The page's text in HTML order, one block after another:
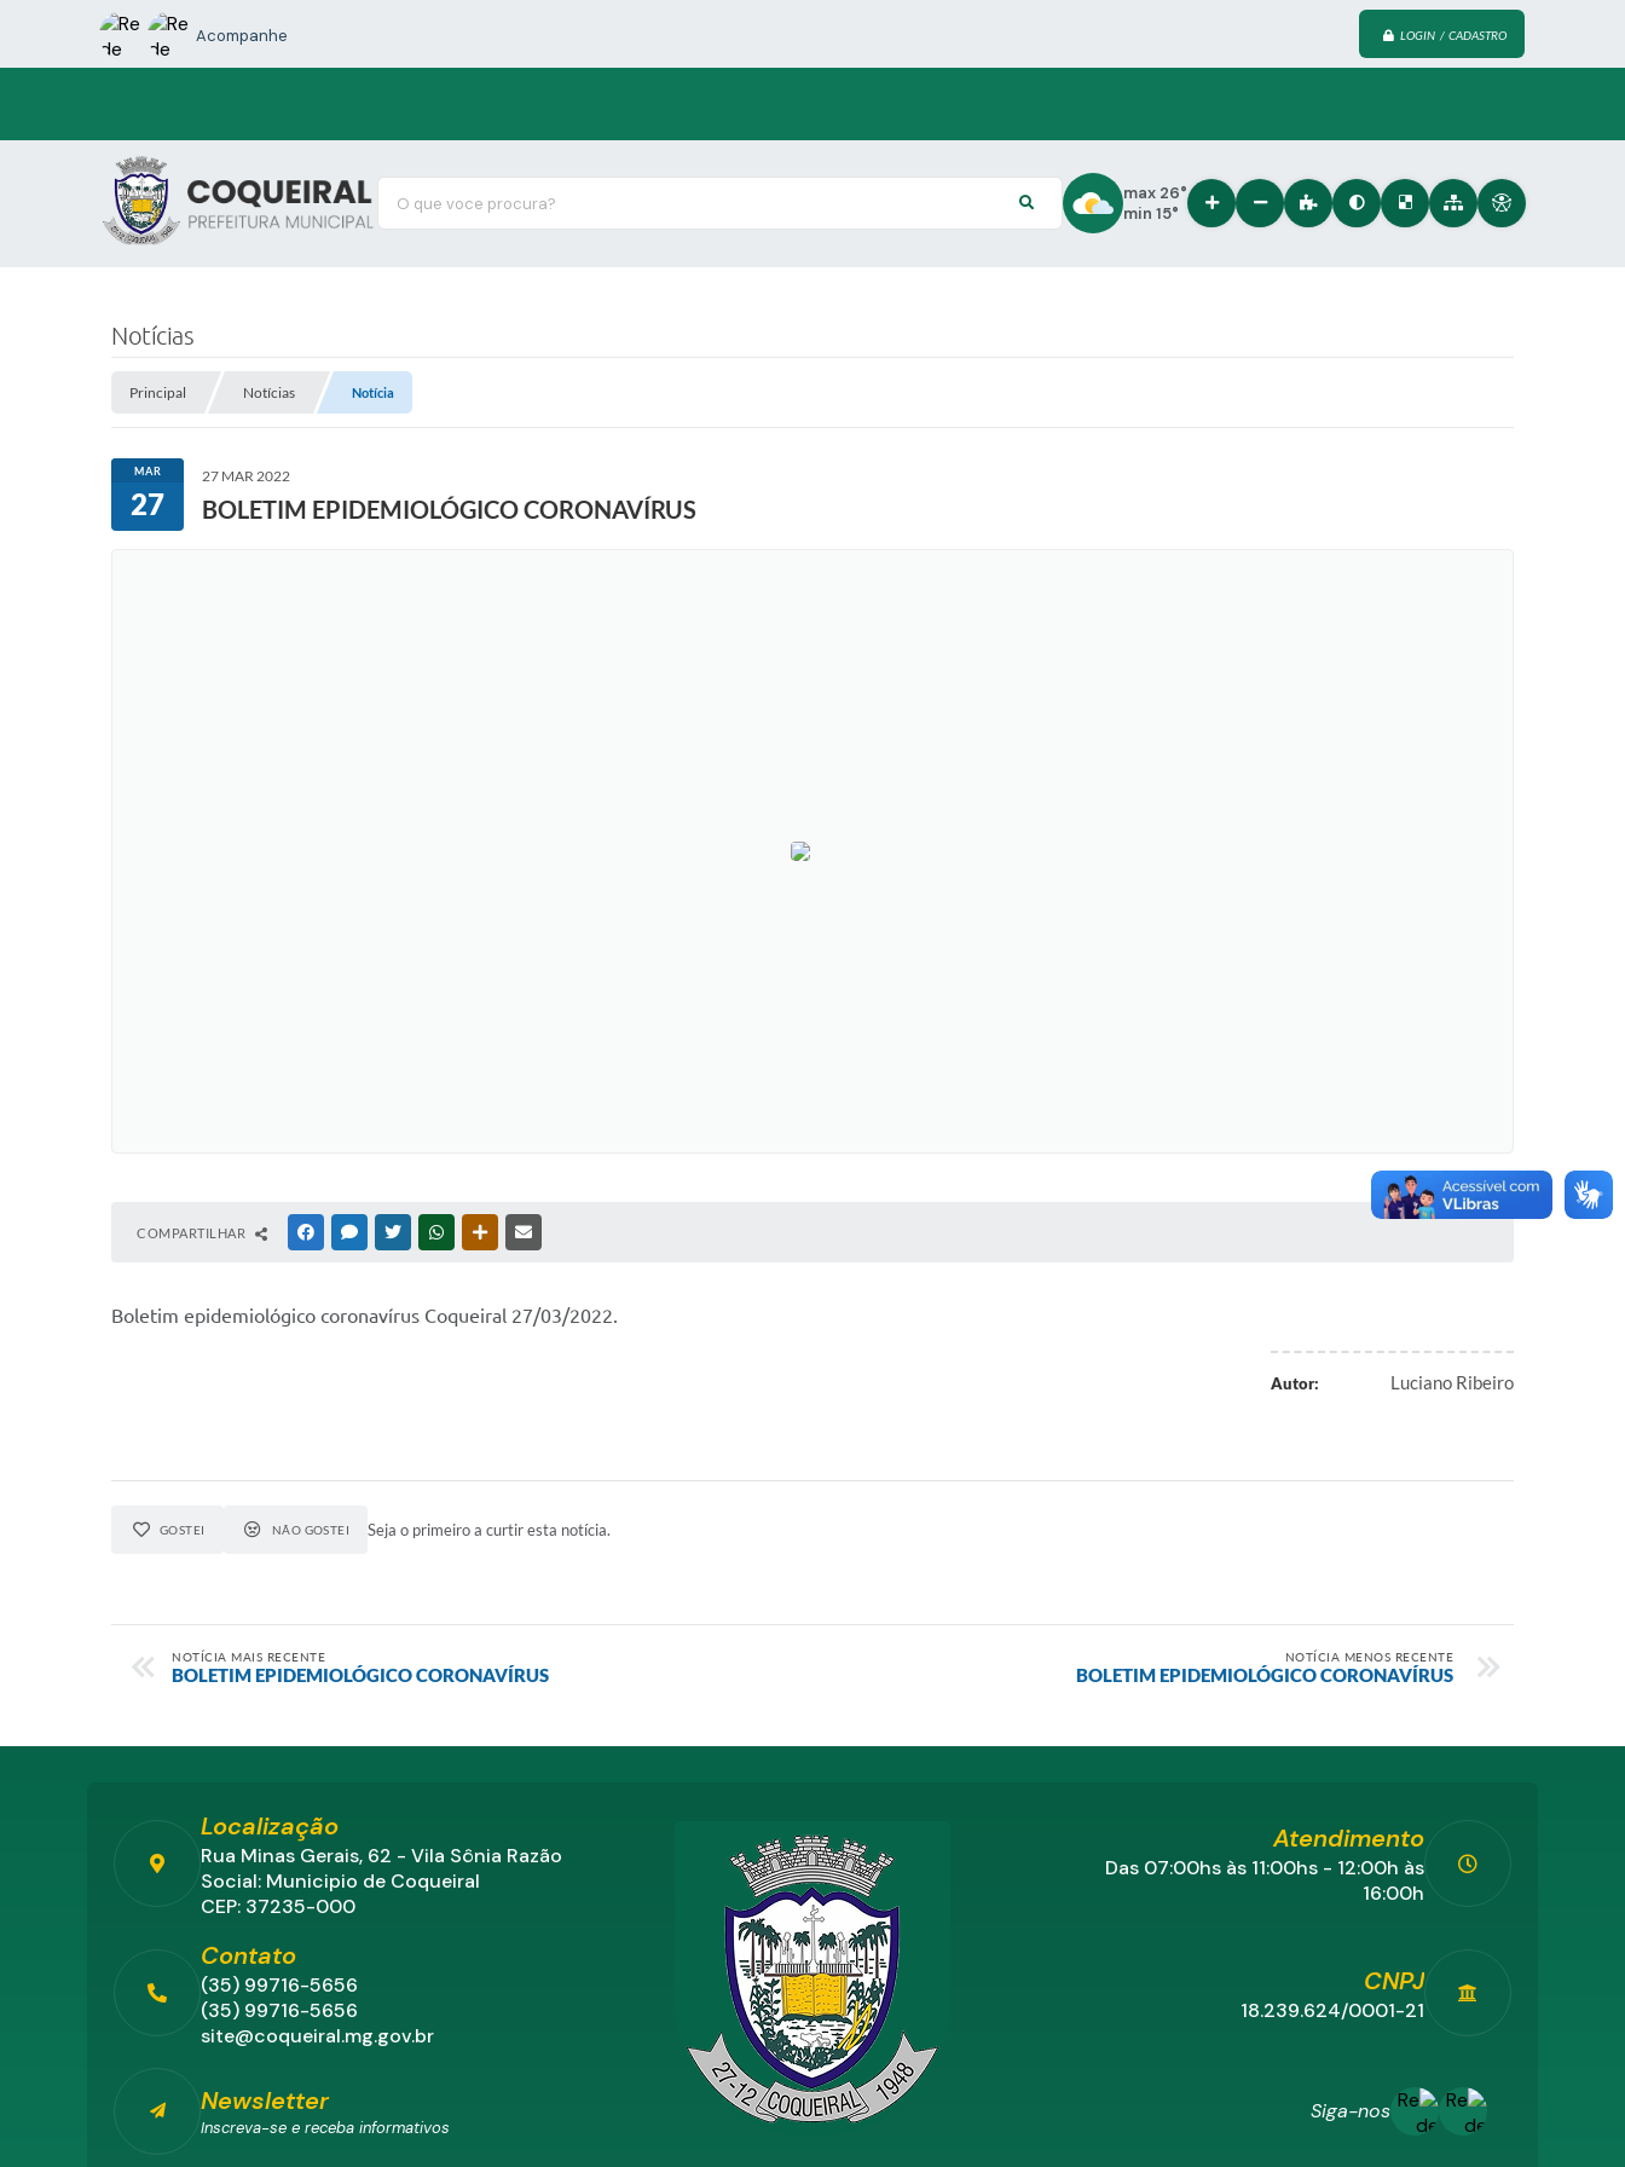
LOGIN / CADASTRO
O que voce procura?
Acompanhe
max 26°
min 15°
Notícias
Principal Notícias Notícia
MAR
27
27 MAR 2022
BOLETIM EPIDEMIOLÓGICO CORONAVÍRUS
COMPARTILHAR FACEBOOKMESSENGER
TWITTERWHATSAPPOUTRAS MÍDIAS
Boletim epidemiológico coronavírus Coqueiral 27/03/2022.
Autor: Luciano Ribeiro
GOSTEI NÃO GOSTEI Seja o primeiro a curtir esta notícia.
NOTÍCIA MAIS RECENTE
BOLETIM EPIDEMIOLÓGICO CORONAVÍRUS
NOTÍCIA MENOS RECENTE
BOLETIM EPIDEMIOLÓGICO CORONAVÍRUS
Siga-nos
Localização
Rua Minas Gerais, 62 - Vila Sônia Razão
Social: Municipio de Coqueiral
CEP: 37235-000
Contato
(35) 99716-5656
(35) 99716-5656
site@coqueiral.mg.gov.br
Atendimento
Das 07:00hs às 11:00hs - 12:00h às
16:00h
CNPJ
18.239.624/0001-21
Newsletter
Inscreva-se e receba informativos